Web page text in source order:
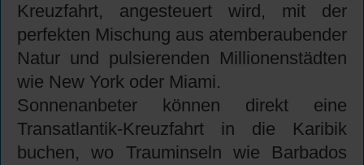
Kreuzfahrt, angesteuert wird, mit der
perfekten Mischung aus atemberaubender
Natur und pulsierenden Millionenstädten
wie New York oder Miami.
Sonnenanbeter können direkt eine
Transatlantik-Kreuzfahrt in die Karibik
buchen, wo Trauminseln wie Barbados